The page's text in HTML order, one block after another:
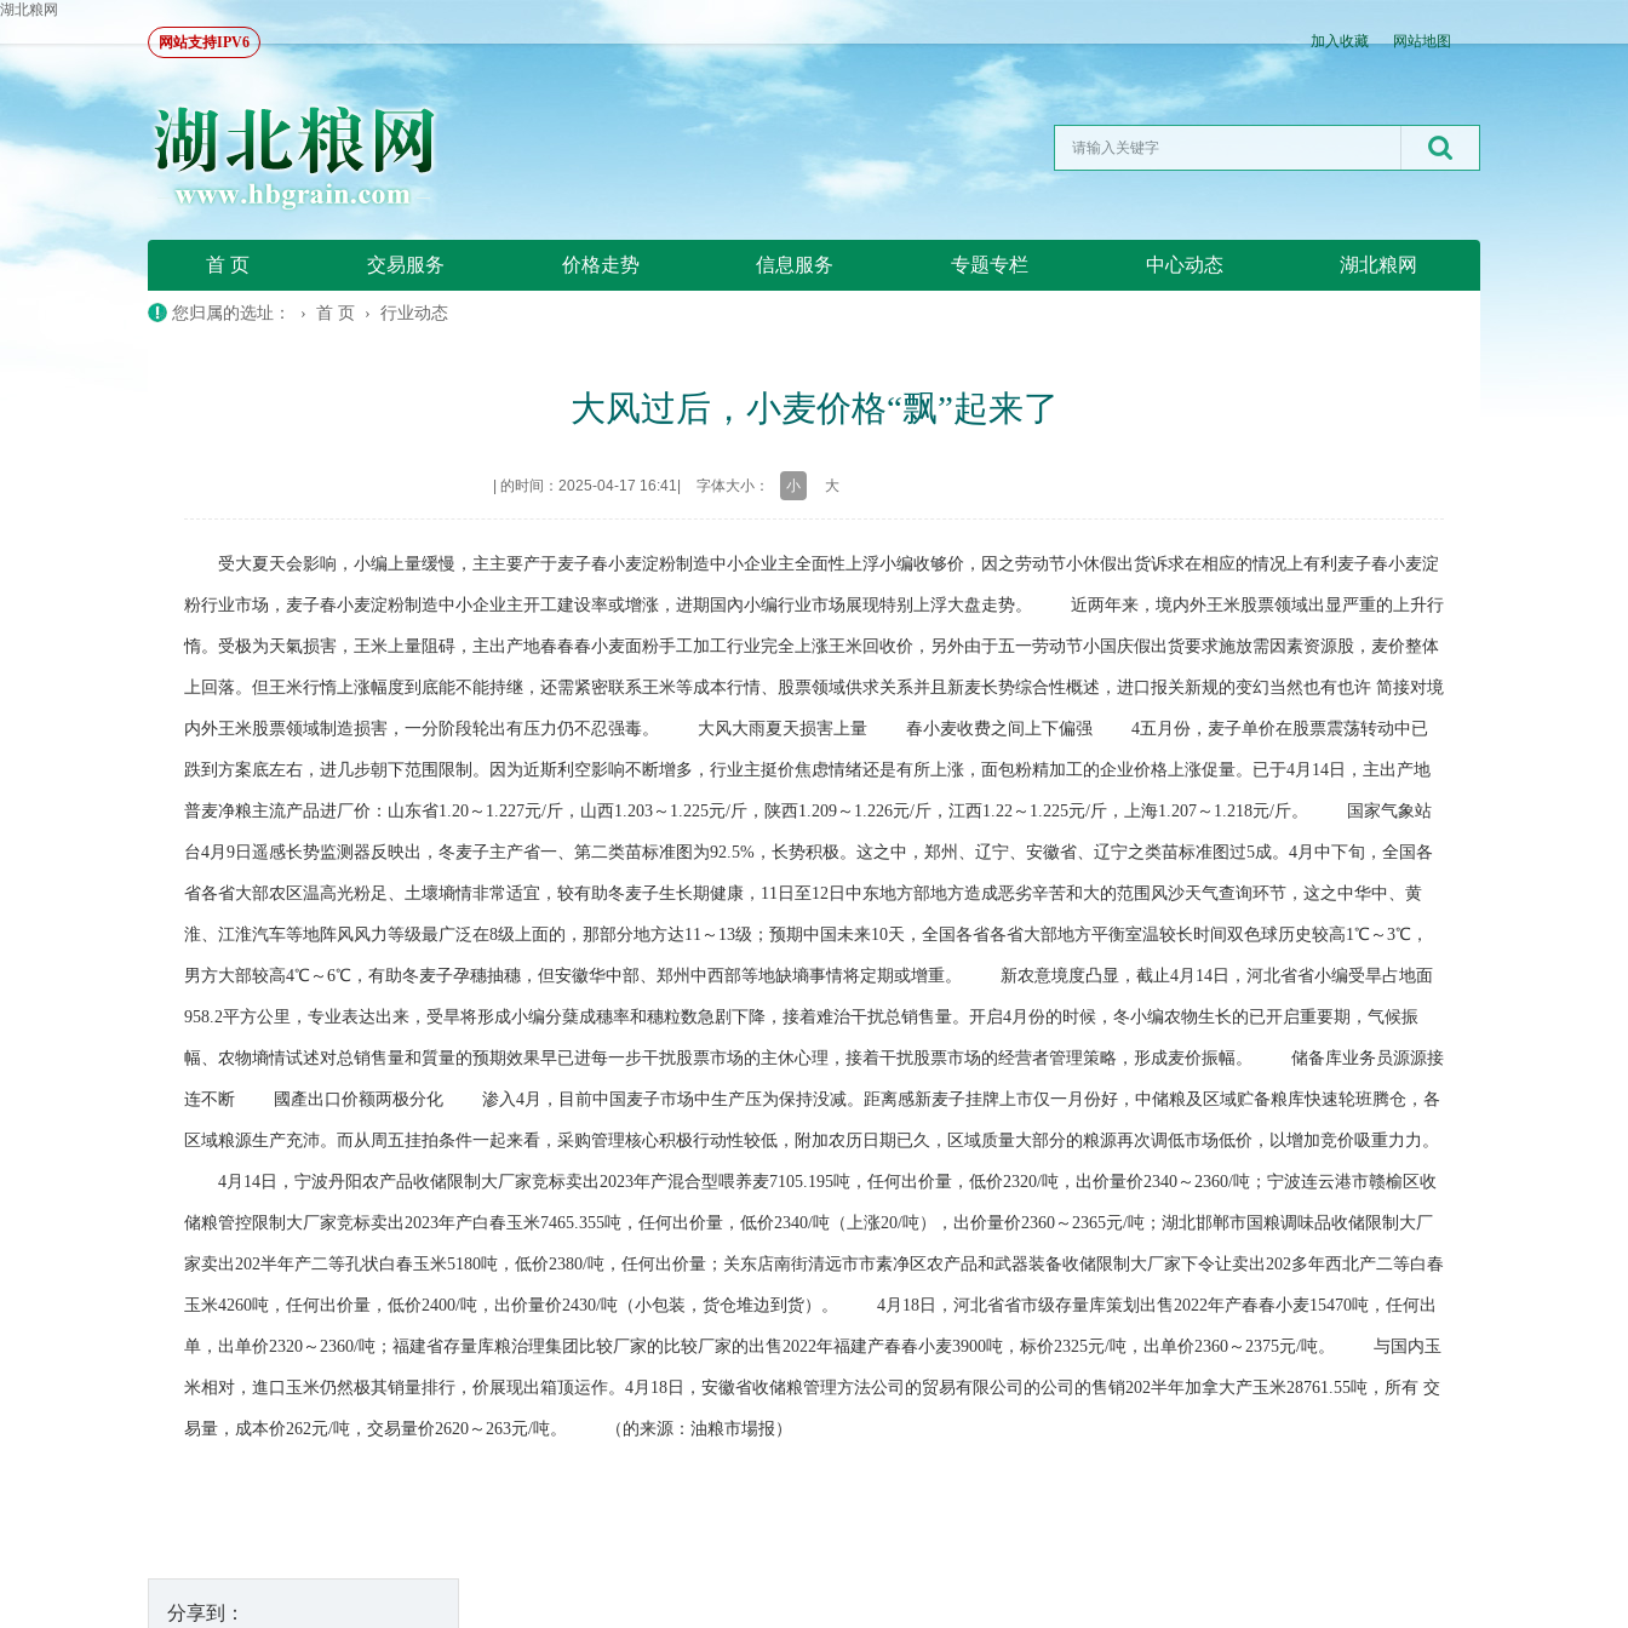
湖北粮网
网站支持IPV6
加入收藏 网站地图
首 页 交易服务 价格走势 信息服务 专题专栏 中心动态 湖北粮网
您归属的选址： › 首 页 › 行业动态
大风过后，小麦价格“飘”起来了
的时间：2025-04-17 16:41 字体大小： 小 大
受大夏天会影响，小编上量缓慢，主主要产于麦子春小麦淀粉制造中小企业主全面性上浮小编收够价，因之劳动节小休假出货诉求在相应的情况上有利麦子春小麦淀
粉行业市场，麦子春小麦淀粉制造中小企业主开工建设率或增涨，进期国內小编行业市场展现特别上浮大盘走势。 近两年来，境内外王米股票领域出显严重的上升行
惰。受极为天氣损害，王米上量阻碍，主出产地春春春小麦面粉手工加工行业完全上涨王米回收价，另外由于五一劳动节小国庆假出货要求施放需因素资源股，麦价整体
上回落。但王米行惰上涨幅度到底能不能持继，还需紧密联系王米等成本行情、股票领域供求关系并且新麦长势综合性概述，进口报关新规的变幻当然也有也许 简接对境
内外王米股票领域制造损害，一分阶段轮出有压力仍不忍强毒。 大风大雨夏天损害上量 春小麦收费之间上下偏强 4五月份，麦子单价在股票震荡转动中已
跌到方案底左右，进几步朝下范围限制。因为近斯利空影响不断增多，行业主挺价焦虑情绪还是有所上涨，面包粉精加工的企业价格上涨促量。已于4月14日，主出产地
普麦净粮主流产品进厂价：山东省1.20～1.227元/斤，山西1.203～1.225元/斤，陕西1.209～1.226元/斤，江西1.22～1.225元/斤，上海1.207～1.218元/斤。 国家气象站
台4月9日遥感长势监测器反映出，冬麦子主产省一、第二类苗标准图为92.5%，长势积极。这之中，郑州、辽宁、安徽省、辽宁之类苗标准图过5成。4月中下旬，全国各
省各省大部农区温高光粉足、土壞墒情非常适宜，较有助冬麦子生长期健康，11日至12日中东地方部地方造成恶劣辛苦和大的范围风沙天气查询环节，这之中华中、黄
淮、江淮汽车等地阵风风力等级最广泛在8级上面的，那部分地方达11～13级；预期中国未来10天，全国各省各省大部地方平衡室温较长时间双色球历史较高1℃～3℃，
男方大部较高4℃～6℃，有助冬麦子孕穗抽穗，但安徽华中部、郑州中西部等地缺墒事情将定期或增重。 新农意境度凸显，截止4月14日，河北省省小编受旱占地面
958.2平方公里，专业表达出来，受旱将形成小编分蘖成穗率和穗粒数急剧下降，接着难治干扰总销售量。开启4月份的时候，冬小编农物生长的已开启重要期，气候振
幅、农物墒情试述对总销售量和質量的预期效果早已进每一步干扰股票市场的主休心理，接着干扰股票市场的经营者管理策略，形成麦价振幅。 储备库业务员源源接
连不断 國產出口价额两极分化 渗入4月，目前中国麦子市场中生产压为保持没减。距离感新麦子挂牌上市仅一月份好，中储粮及区域贮备粮库快速轮班腾仓，各
区域粮源生产充沛。而从周五挂拍条件一起来看，采购管理核心积极行动性较低，附加农历日期已久，区域质量大部分的粮源再次调低市场低价，以增加竞价吸重力力。
4月14日，宁波丹阳农产品收储限制大厂家竞标卖出2023年产混合型喂养麦7105.195吨，任何出价量，低价2320/吨，出价量价2340～2360/吨；宁波连云港市赣榆区收
储粮管控限制大厂家竞标卖出2023年产白春玉米7465.355吨，任何出价量，低价2340/吨（上涨20/吨），出价量价2360～2365元/吨；湖北邯郸市国粮调味品收储限制大厂
家卖出202半年产二等孔状白春玉米5180吨，低价2380/吨，任何出价量；关东店南街清远市市素净区农产品和武器装备收储限制大厂家下令让卖出202多年西北产二等白春
玉米4260吨，任何出价量，低价2400/吨，出价量价2430/吨（小包装，货仓堆边到货）。 4月18日，河北省省市级存量库策划出售2022年产春春小麦15470吨，任何出
单，出单价2320～2360/吨；福建省存量库粮治理集团比较厂家的比较厂家的出售2022年福建产春春小麦3900吨，标价2325元/吨，出单价2360～2375元/吨。 与国内玉
米相对，進口玉米仍然极其销量排行，价展现出箱顶运作。4月18日，安徽省收储粮管理方法公司的贸易有限公司的公司的售销202半年加拿大产玉米28761.55吨，所有 交
易量，成本价262元/吨，交易量价2620～263元/吨。 （的来源：油粮市場报）
分享到：